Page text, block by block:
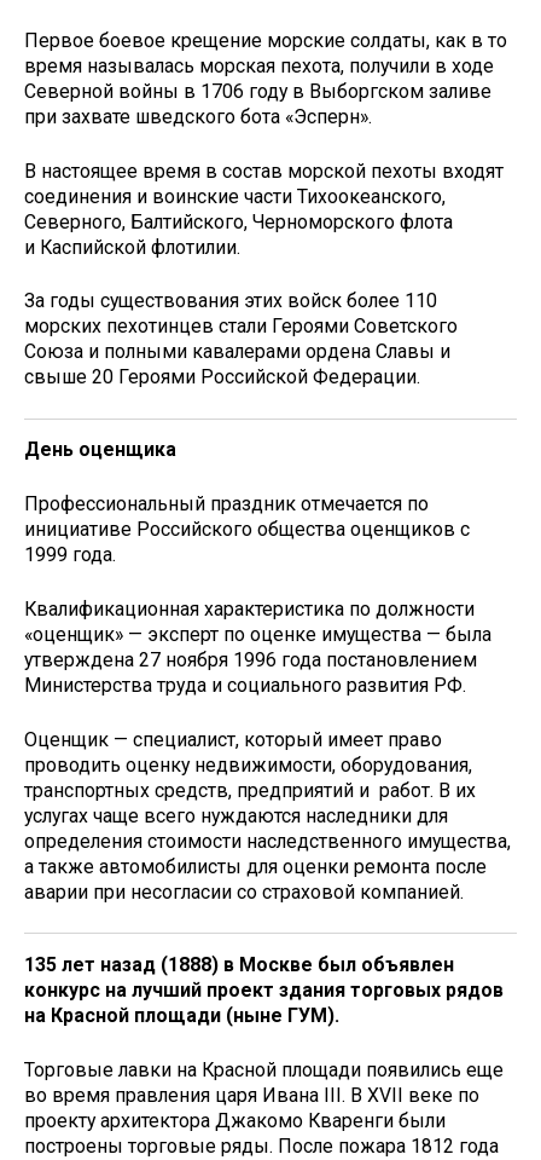
Первое боевое крещение морские солдаты, как в то
время называлась морская пехота, получили в ходе
Северной войны в 1706 году в Выборгском заливе
при захвате шведского бота «Эсперн».
В настоящее время в состав морской пехоты входят
соединения и воинские части Тихоокеанского,
Северного, Балтийского, Черноморского флота
и Каспийской флотилии.
За годы существования этих войск более 110
морских пехотинцев стали Героями Советского
Союза и полными кавалерами ордена Славы и
свыше 20 Героями Российской Федерации.
День оценщика
Профессиональный праздник отмечается по
инициативе Российского общества оценщиков с
1999 года.
Квалификационная характеристика по должности
«оценщик» — эксперт по оценке имущества — была
утверждена 27 ноября 1996 года постановлением
Министерства труда и социального развития РФ.
Оценщик — специалист, который имеет право
проводить оценку недвижимости, оборудования,
транспортных средств, предприятий и работ. В их
услугах чаще всего нуждаются наследники для
определения стоимости наследственного имущества,
а также автомобилисты для оценки ремонта после
аварии при несогласии со страховой компанией.
135 лет назад (1888) в Москве был объявлен
конкурс на лучший проект здания торговых рядов
на Красной площади (ныне ГУМ).
Торговые лавки на Красной площади появились еще
во время правления царя Ивана III. В XVII веке по
проекту архитектора Джакомо Кваренги были
построены торговые ряды. После пожара 1812 года